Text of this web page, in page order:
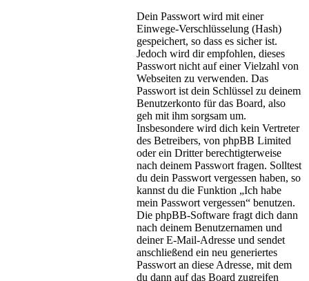
Dein Passwort wird mit einer
Einwege-Verschlüsselung (Hash)
gespeichert, so dass es sicher ist.
Jedoch wird dir empfohlen, dieses
Passwort nicht auf einer Vielzahl von
Webseiten zu verwenden. Das
Passwort ist dein Schlüssel zu deinem
Benutzerkonto für das Board, also
geh mit ihm sorgsam um.
Insbesondere wird dich kein Vertreter
des Betreibers, von phpBB Limited
oder ein Dritter berechtigterweise
nach deinem Passwort fragen. Solltest
du dein Passwort vergessen haben, so
kannst du die Funktion „Ich habe
mein Passwort vergessen“ benutzen.
Die phpBB-Software fragt dich dann
nach deinem Benutzernamen und
deiner E-Mail-Adresse und sendet
anschließend ein neu generiertes
Passwort an diese Adresse, mit dem
du dann auf das Board zugreifen